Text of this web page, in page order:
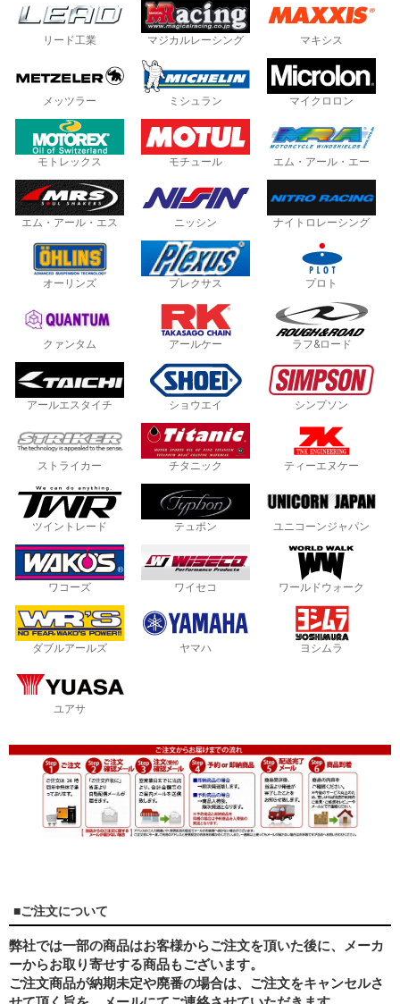
リード工業 マジカルレーシング マキシス
メッツラー ミシュラン マイクロロン
モトレックス モチュール エム・アール・エー
エム・アール・エス ニッシン ナイトロレーシング
オーリンズ プレクサス プロト
クァンタム アールケー ラフ&ロード
アールエスタイチ ショウエイ シンプソン
ストライカー チタニック ティーエヌケー
ツイントレード テュポン ユニコーンジャパン
ワコーズ ワイセコ ワールドウォーク
ダブルアールズ ヤマハ ヨシムラ
ユアサ
■ご注文について
弊社では一部の商品はお客様からご注文を頂いた後に、メーカ
ーからお取り寄せする商品もございます。
ご注文商品が納期未定や廃番の場合は、ご注文をキャンセルさ